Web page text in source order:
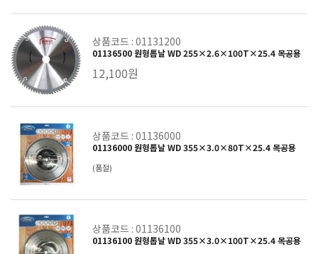
상품코드 : 01131200
01136500 원형톱날 WD 255×2.6×100T×25.4 목공용
12,100원
상품코드 : 01136000
01136000 원형톱날 WD 355×3.0×80T×25.4 목공용
(품절)
상품코드 : 01136100
01136100 원형톱날 WD 355×3.0×100T×25.4 목공용